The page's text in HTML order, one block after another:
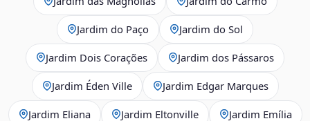
Jardim do Paço Jardim do Sol
Jardim Dois Corações Jardim dos Pássaros
Jardim Éden Ville Jardim Edgar Marques
Jardim Eliana Jardim Eltonville Jardim Emília